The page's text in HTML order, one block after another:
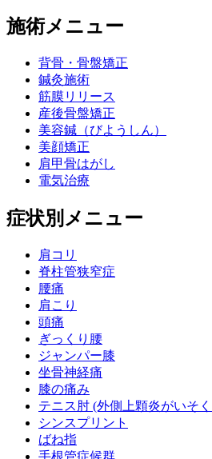
施術メニュー
背骨・骨盤矯正
鍼灸施術
筋膜リリース
産後骨盤矯正
美容鍼（びようしん）
美顔矯正
肩甲骨はがし
電気治療
症状別メニュー
肩コリ
脊柱管狭窄症
腰痛
肩こり
頭痛
ぎっくり腰
ジャンパー膝
坐骨神経痛
膝の痛み
テニス肘 (外側上顆炎がいそ
シンスプリント
ばね指
手根管症候群